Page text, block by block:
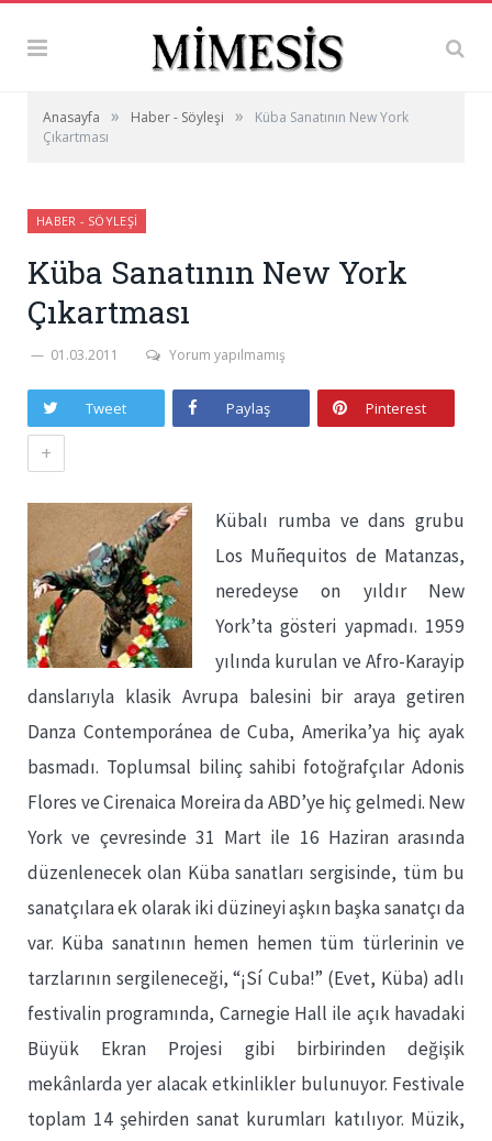
Anasayfa » Haber - Söyleşi »
Küba Sanatının New York
Çıkartması
HABER - SÖYLEŞI
Küba Sanatının New York
Çıkartması
01.03.2011 Yorum yapılmamış
Tweet Paylaş Pinterest
+
Kübalı rumba ve dans grubu
Los Muñequitos de Matanzas,
neredeyse on yıldır New
York’ta gösteri yapmadı. 1959
yılında kurulan ve Afro-Karayip
danslarıyla klasik Avrupa balesini bir araya getiren
Danza Contemporánea de Cuba, Amerika’ya hiç ayak
basmadı. Toplumsal bilinç sahibi fotoğrafçılar Adonis
Flores ve Cirenaica Moreira da ABD’ye hiç gelmedi. New
York ve çevresinde 31 Mart ile 16 Haziran arasında
düzenlenecek olan Küba sanatları sergisinde, tüm bu
sanatçılara ek olarak iki düzineyi aşkın başka sanatçı da
var. Küba sanatının hemen hemen tüm türlerinin ve
tarzlarının sergileneceği, “¡Sí Cuba!” (Evet, Küba) adlı
festivalin programında, Carnegie Hall ile açık havadaki
Büyük Ekran Projesi gibi birbirinden değişik
mekânlarda yer alacak etkinlikler bulunuyor. Festivale
toplam 14 şehirden sanat kurumları katılıyor. Müzik,